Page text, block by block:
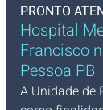
PRONTO
Hospital
Francisco
Pessoa PB
A Unidade de